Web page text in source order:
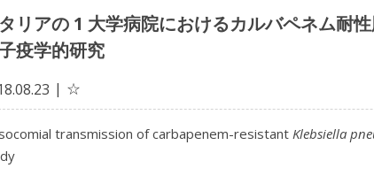
リアの 1 大学病院におけるカルバペネム耐
疫学的研究
☆
transmission of carbapenem-resistant Klebsiella